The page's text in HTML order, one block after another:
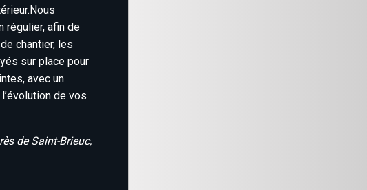
régulier, afin de
chantier, les
sur place pour
avec un
de vos
de Saint-Brieuc,